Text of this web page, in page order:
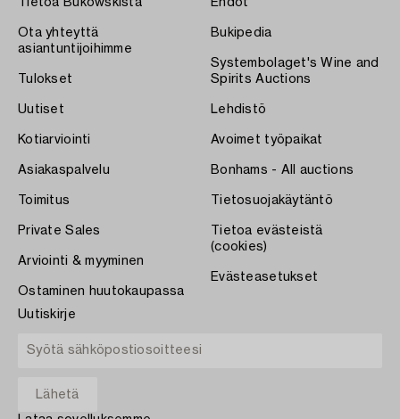
Tietoa Bukowskista
Ota yhteyttä
asiantuntijoihimme
Tulokset
Uutiset
Kotiarviointi
Asiakaspalvelu
Toimitus
Private Sales
Arviointi & myyminen
Ostaminen huutokaupassa
Ehdot
Bukipedia
Systembolaget's Wine and
Spirits Auctions
Lehdistö
Avoimet työpaikat
Bonhams - All auctions
Tietosuojakäytäntö
Tietoa evästeistä
(cookies)
Evästeasetukset
Uutiskirje